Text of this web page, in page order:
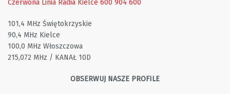
Czerwona Linia Radia Kielce 600 904 600
101,4 MHz Świętokrzyskie
90,4 MHz Kielce
100,0 MHz Włoszczowa
215,072 MHz / KANAŁ 10D
OBSERWUJ NASZE PROFILE